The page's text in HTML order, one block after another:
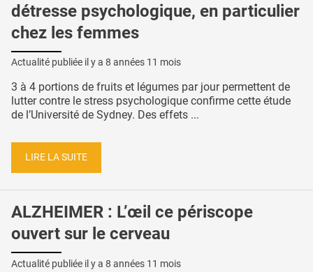
détresse psychologique, en particulier
chez les femmes
Actualité publiée il y a 8 années 11 mois
3 à 4 portions de fruits et légumes par jour permettent de
lutter contre le stress psychologique confirme cette étude
de l’Université de Sydney. Des effets ...
LIRE LA SUITE
ALZHEIMER : L’œil ce périscope
ouvert sur le cerveau
Actualité publiée il y a 8 années 11 mois